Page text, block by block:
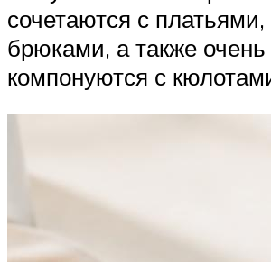
сочетаются с платьями,
брюками, а также очень
компонуются с